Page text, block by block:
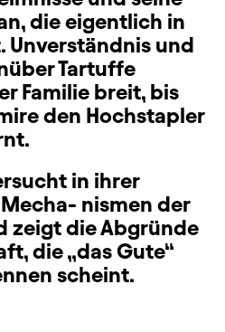
die eigentlich in
Unverständnis und
Tartuffe
Familie breit, bis
den Hochstapler
in ihrer
nismen der
zeigt die Abgründe
die „das Gute“
scheint.